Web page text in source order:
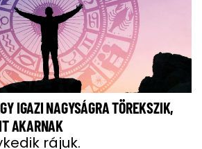
IGAZI NAGYSÁGRA TÖREKSZIK,
AKARNAK
rájuk.